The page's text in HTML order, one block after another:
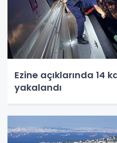
Ezine açıklarında 14
yakalandı